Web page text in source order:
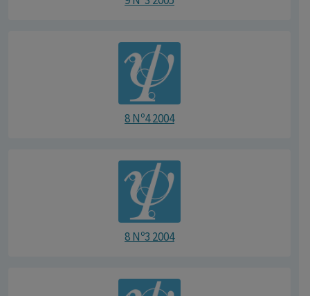
8 Nº4 2004
8 Nº3 2004